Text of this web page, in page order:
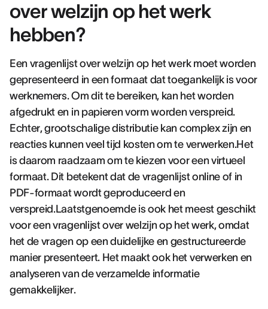
over welzijn op het werk
hebben?
Een vragenlijst over welzijn op het werk moet worden
gepresenteerd in een formaat dat toegankelijk is voor
werknemers. Om dit te bereiken, kan het worden
afgedrukt en in papieren vorm worden verspreid.
Echter, grootschalige distributie kan complex zijn en
reacties kunnen veel tijd kosten om te verwerken.Het
is daarom raadzaam om te kiezen voor een virtueel
formaat. Dit betekent dat de vragenlijst online of in
PDF-formaat wordt geproduceerd en
verspreid.Laatstgenoemde is ook het meest geschikt
voor een vragenlijst over welzijn op het werk, omdat
het de vragen op een duidelijke en gestructureerde
manier presenteert. Het maakt ook het verwerken en
analyseren van de verzamelde informatie
gemakkelijker.